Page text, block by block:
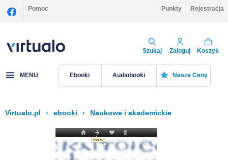
Pomoc Punkty Rejestracja
Szukaj Zaloguj Koszyk
MENU Ebooki Audiobooki Nasze Ceny
Virtualo.pl › ebooki › Naukowe i akademickie